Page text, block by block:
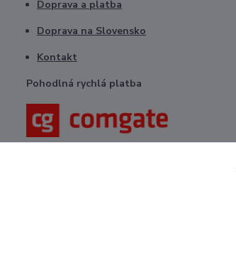
Doprava a platba
Doprava na Slovensko
Kontakt
Pohodlná rychlá platba